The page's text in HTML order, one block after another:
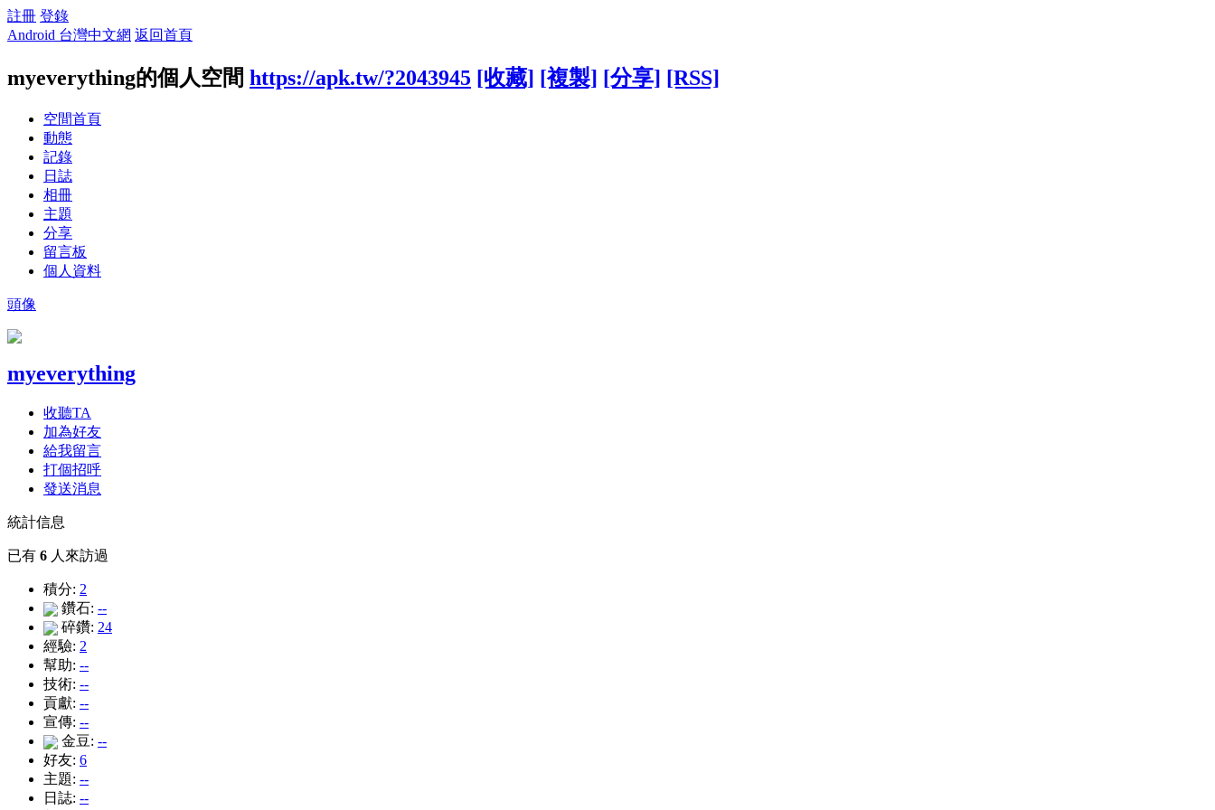
註冊 登錄
Android 台灣中文網 返回首頁
myeverything的個人空間 https://apk.tw/?2043945 [收藏] [複製] [分享] [RSS]
空間首頁
動態
記錄
日誌
相冊
主題
分享
留言板
個人資料
頭像
myeverything
收聽TA
加為好友
給我留言
打個招呼
發送消息
統計信息
已有 6 人來訪過
積分: 2
鑽石: --
碎鑽: 24
經驗: 2
幫助: --
技術: --
貢獻: --
宣傳: --
金豆: --
好友: 6
主題: --
日誌: --